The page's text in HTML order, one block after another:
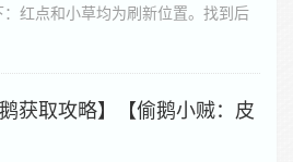
红点和小草均为刷新位置。找到后
获取攻略】【偷鹅小贼：皮